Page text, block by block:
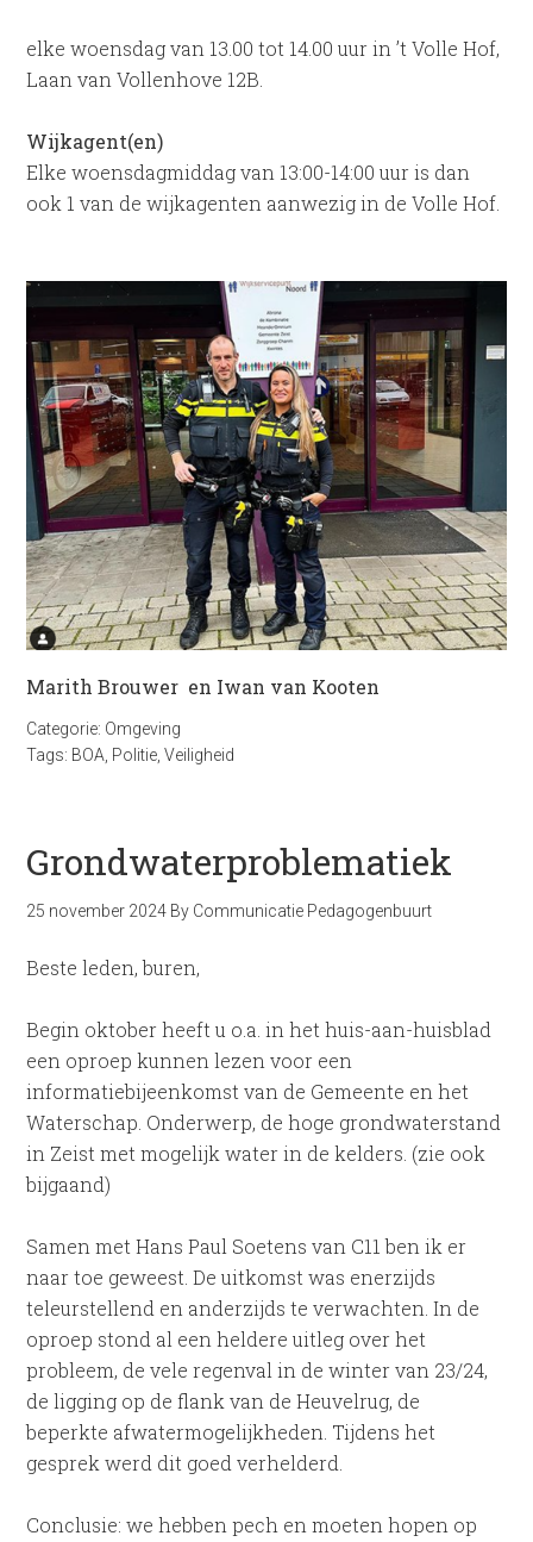
elke woensdag van 13.00 tot 14.00 uur in ’t Volle Hof,
Laan van Vollenhove 12B.
Wijkagent(en)
Elke woensdagmiddag van 13:00-14:00 uur is dan
ook 1 van de wijkagenten aanwezig in de Volle Hof.
Marith Brouwer en Iwan van Kooten
Categorie: Omgeving
Tags: BOA, Politie,Veiligheid
Grondwaterproblematiek
25 november 2024 By Communicatie Pedagogenbuurt
Beste leden, buren,
Begin oktober heeft u o.a. in het huis-aan-huisblad
een oproep kunnen lezen voor een
informatiebijeenkomst van de Gemeente en het
Waterschap. Onderwerp, de hoge grondwaterstand
in Zeist met mogelijk water in de kelders. (zie ook
bijgaand)
Samen met Hans Paul Soetens van C11 ben ik er
naar toe geweest. De uitkomst was enerzijds
teleurstellend en anderzijds te verwachten. In de
oproep stond al een heldere uitleg over het
probleem, de vele regenval in de winter van 23/24,
de ligging op de flank van de Heuvelrug, de
beperkte afwatermogelijkheden. Tijdens het
gesprek werd dit goed verhelderd.
Conclusie: we hebben pech en moeten hopen op